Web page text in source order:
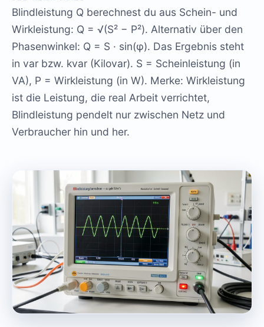
Blindleistung Q berechnest du aus Schein- und
Wirkleistung: Q = √(S² − P²). Alternativ über den
Phasenwinkel: Q = S · sin(φ). Das Ergebnis steht
in var bzw. kvar (Kilovar). S = Scheinleistung (in
VA), P = Wirkleistung (in W). Merke: Wirkleistung
ist die Leistung, die real Arbeit verrichtet,
Blindleistung pendelt nur zwischen Netz und
Verbraucher hin und her.